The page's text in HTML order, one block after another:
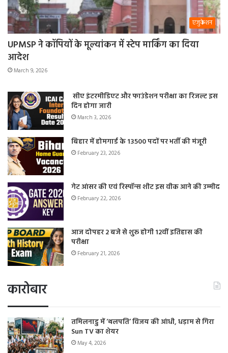
एजुकेशन
UPMSP ने कॉपियों के मूल्यांकन में स्टेप मार्किंग का दिया
आदेश
March 9, 2026
सीए इंटरमीडिएट और फाउंडेशन परीक्षा का रिजल्ट इस
दिन होगा जारी
March 3, 2026
बिहार में होमगार्ड के 13500 पदों पर भर्ती की मंजूरी
February 23, 2026
गेट आंसर की एवं रिस्पॉन्स शीट इस वीक आने की उम्मीद
February 22, 2026
आज दोपहर 2 बजे से शुरू होगी 12वीं इतिहास की
परीक्षा
February 21, 2026
कारोबार
तमिलनाडु में ‘थलपति’ विजय की आंधी, धड़ाम से गिरा
Sun TV का शेयर
May 4, 2026